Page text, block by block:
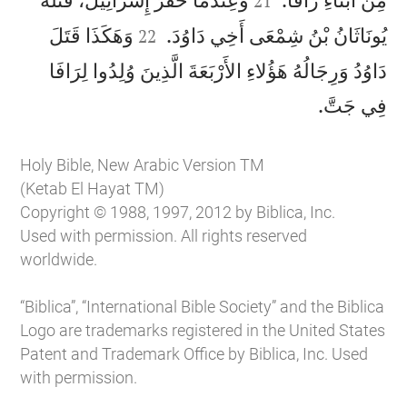
يُونَاثَانُ بْنُ شِمْعَى أَخِي دَاوُدَ. 

22 وَهَكَذَا قَتَلَ
دَاوُدُ وَرِجَالُهُ هَؤُلاءِ الأَرْبَعَةَ الَّذِينَ وُلِدُوا لِرَافَا
فِي جَتَّ.
Holy Bible, New Arabic Version TM
(Ketab El Hayat TM)
Copyright © 1988, 1997, 2012 by Biblica, Inc.
Used with permission. All rights reserved
worldwide.
“Biblica”, “International Bible Society” and the Biblica
Logo are trademarks registered in the United States
Patent and Trademark Office by Biblica, Inc. Used
with permission.